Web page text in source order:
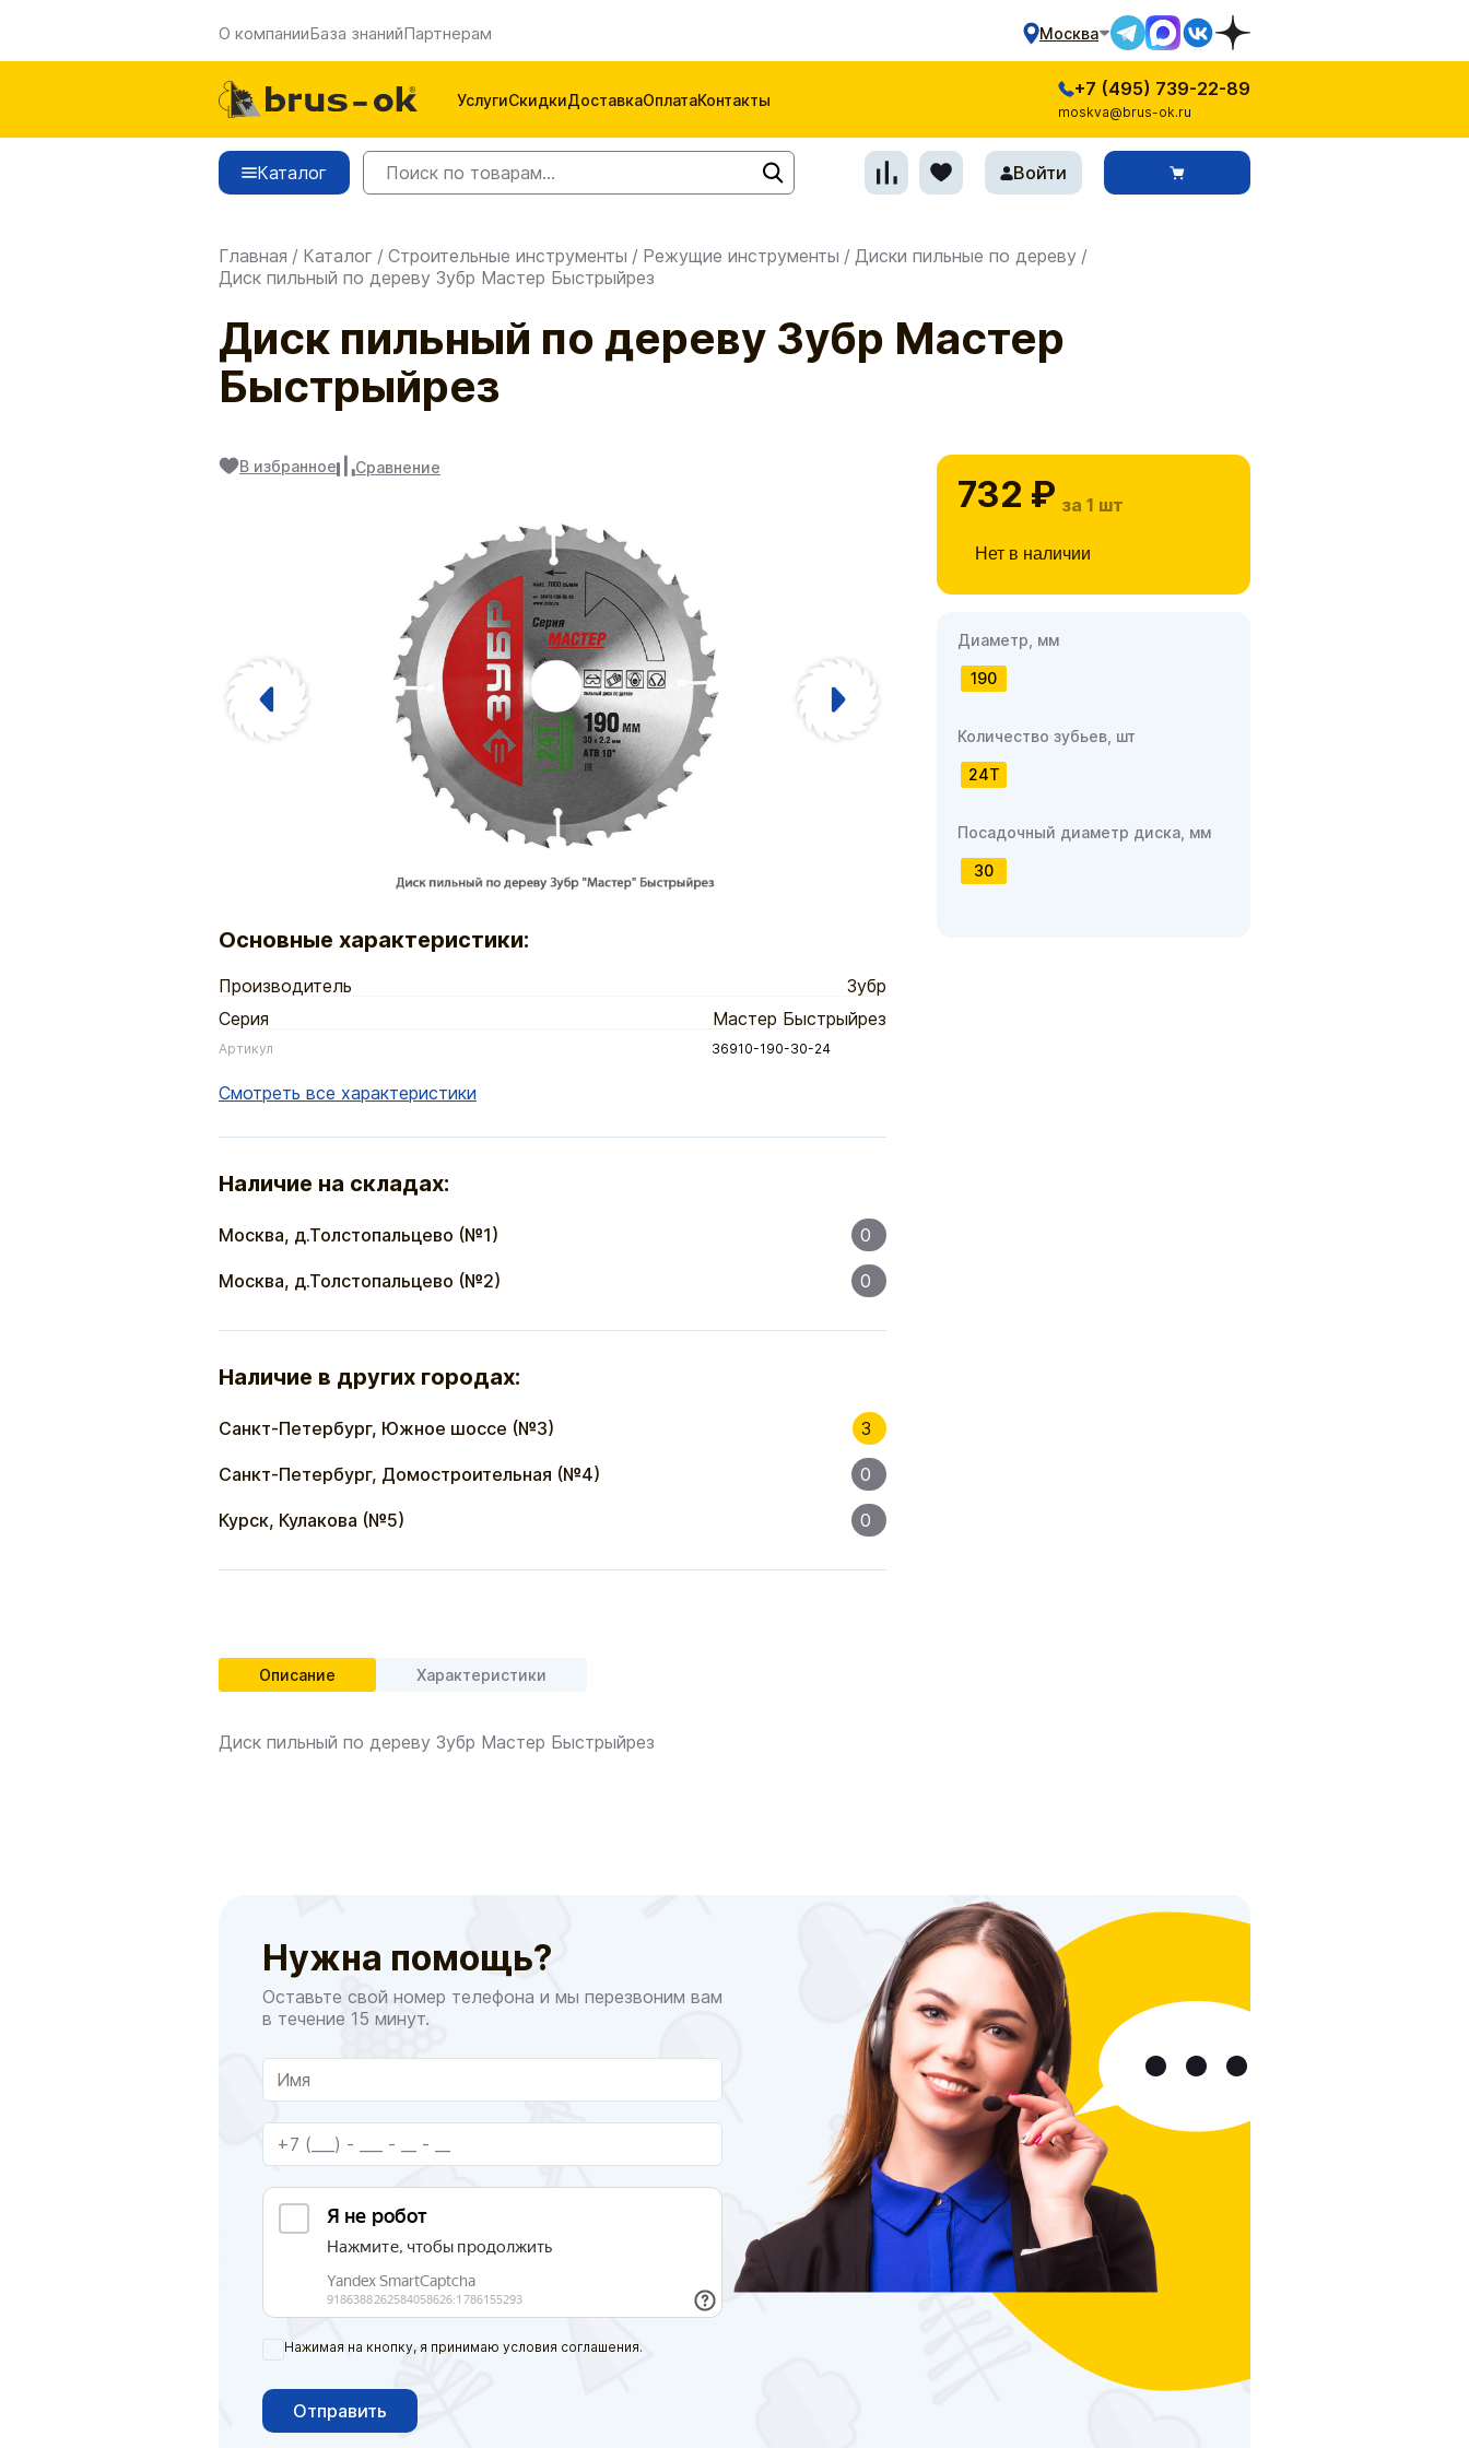
О компанииБаза знанийПартнерам Москва
УслугиСкидкиДоставкаОплатаКонтакты
+7 (495) 739-22-89
moskva@brus-ok.ru
Каталог Войти
Главная / Каталог / Строительные инструменты / Режущие инструменты / Диски пильные по дереву /
Диск пильный по дереву Зубр Мастер Быстрыйрез
Диск пильный по дереву Зубр Мастер
Быстрыйрез
В избранное Сравнение
Основные характеристики:
Производитель
Зубр
Серия
Мастер Быстрыйрез
Артикул 36910-190-30-24
Смотреть все характеристики
Наличие на складах:
Москва, д.Толстопальцево (№1) 0
Москва, д.Толстопальцево (№2) 0
Наличие в других городах:
Санкт-Петербург, Южное шоссе (№3) 3
Санкт-Петербург, Домостроительная (№4) 0
Курск, Кулакова (№5) 0
Описание Характеристики
Диск пильный по дереву Зубр Мастер Быстрыйрез
732 ₽ за 1 шт
Нет в наличии
Диаметр, мм
190
Количество зубьев, шт
24T
Посадочный диаметр диска, мм
30
Нужна помощь?
Оставьте свой номер телефона и мы перезвоним вам
в течение 15 минут.
Нажимая на кнопку, я принимаю условия соглашения.
Отправить